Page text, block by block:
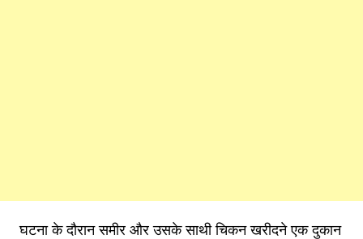
घटना के दौरान समीर और उसके साथी चिकन खरीदने एक दुकान